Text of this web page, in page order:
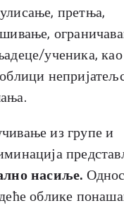
претња,
ученика,
из групе и
насиље.
облике